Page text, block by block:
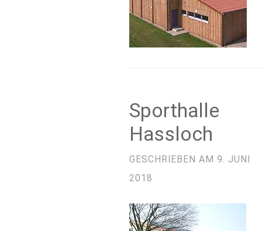
Sporthalle
Hassloch
GESCHRIEBEN AM9. JUNI
2018